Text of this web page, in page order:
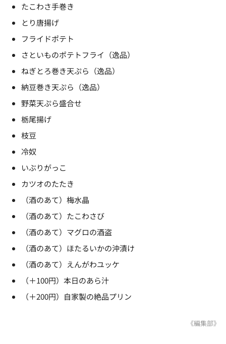
たこわさ手巻き
とり唐揚げ
フライドポテト
さといものポテトフライ（逸品）
ねぎとろ巻き天ぷら（逸品）
納豆巻き天ぷら（逸品）
野菜天ぷら盛合せ
栃尾揚げ
枝豆
冷奴
いぶりがっこ
カツオのたたき
（酒のあて）梅水晶
（酒のあて）たこわさび
（酒のあて）マグロの酒盗
（酒のあて）ほたるいかの沖漬け
（酒のあて）えんがわユッケ
（＋100円）本日のあら汁
（＋200円）自家製の絶品プリン
《編集部》